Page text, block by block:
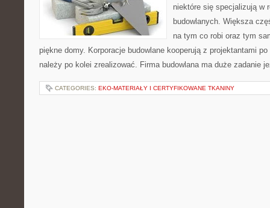
niektóre się specjalizują w
budowlanych. Większa
na tym co robi oraz tym
piękne domy. Korporacje budowlane kooperują z projektantami
należy po kolei zrealizować. Firma budowlana ma duże zadanie
CATEGORIES: EKO-MATERIAŁY I CERTYFIKOWANE TKANINY